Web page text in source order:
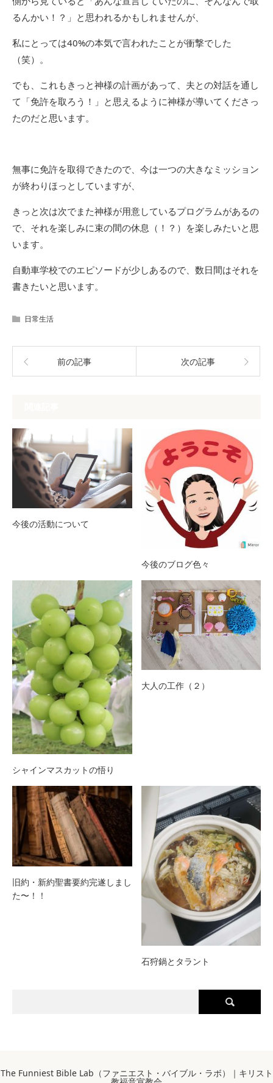
るんかい！？」と思われるかもしれませんが、
私にとっては40%の本気で言われたことが衝撃でした
（笑）。
でも、これもきっと神様の計画があって、夫との対話を通し
て「免許を取ろう！」と思えるように神様が導いてくださっ
たのだと思います。
無事に免許を取得できたので、今は一つの大きなミッション
が終わりほっとしていますが、
きっと次は次でまた神様が用意しているプログラムがあるの
で、それを楽しみに束の間の休息（！？）を楽しみたいと思
います。
自動車学校でのエピソードが少しあるので、数日間はそれを
書きたいと思います。
日常生活
前の記事 次の記事
今後の活動について
今後のブログ色々
シャインマスカットの悟り
大人の工作（２）
旧約・新約聖書要約完遂しまし
た〜！！
石狩鍋とタラント
The Funniest Bible Lab（ファニエスト・バイブル・ラボ）｜キリスト